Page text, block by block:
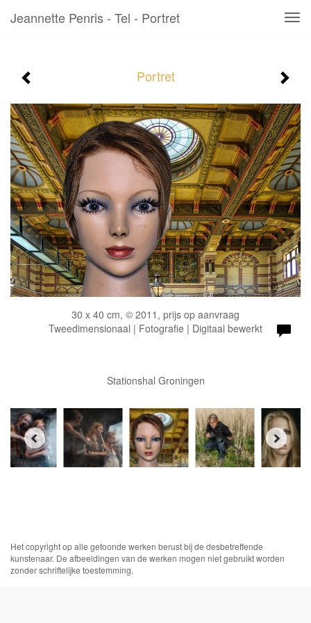
Jeannette Penris - Tel - Portret
Portret
30 x 40 cm, © 2011, prijs op aanvraag
Tweedimensionaal | Fotografie | Digitaal bewerkt
Stationshal Groningen
Het copyright op alle getoonde werken berust bij de desbetreffende
kunstenaar. De afbeeldingen van de werken mogen niet gebruikt worden
zonder schriftelijke toestemming.